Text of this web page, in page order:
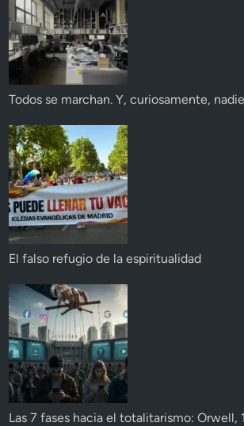
Todos se marchan. Y, curiosamente,
El falso refugio de la espiritualidad
Las 7 fases hacia el totalitarismo: Orwell,